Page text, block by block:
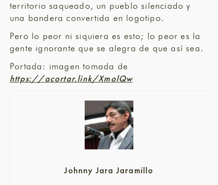
territorio saqueado, un pueblo silenciado y
una bandera convertida en logotipo.
Pero lo peor ni siquiera es esto; lo peor es la
gente ignorante que se alegra de que así sea.
Portada: imagen tomada de
https://acortar.link/XmolQw
Johnny Jara Jaramillo